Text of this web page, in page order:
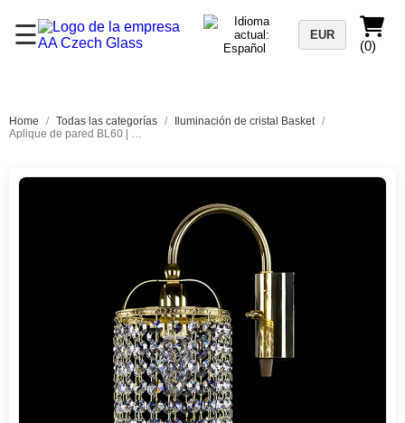
☰ EUR
(0)
Home / Todas las categorías / Iluminación de cristal Basket /
Aplique de pared BL60 | 1 luz